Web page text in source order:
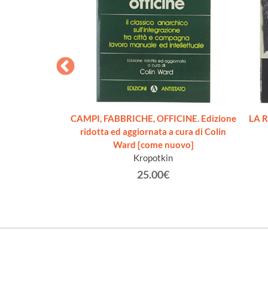
CAMPI, FABBRICHE, OFFICINE. Edizione
ridotta ed aggiornata a cura di Colin
Ward [come nuovo]
Kropotkin
25.00€
LA